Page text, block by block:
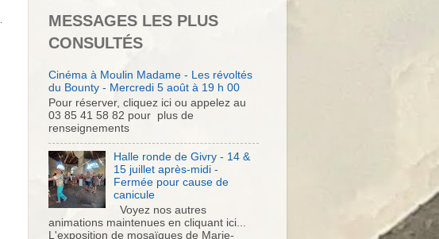
MESSAGES LES PLUS
CONSULTÉS
Cinéma à Moulin Madame - Les révoltés
du Bounty - Mercredi 5 août à 19 h 00
Pour réserver, cliquez ici ou appelez au
03 85 41 58 82 pour plus de
renseignements
Halle ronde de Givry - 14 &
15 juillet après-midi -
Fermée pour cause de
canicule
Voyez nos autres
animations maintenues en cliquant ici...
L'exposition de mosaïques de Marie-